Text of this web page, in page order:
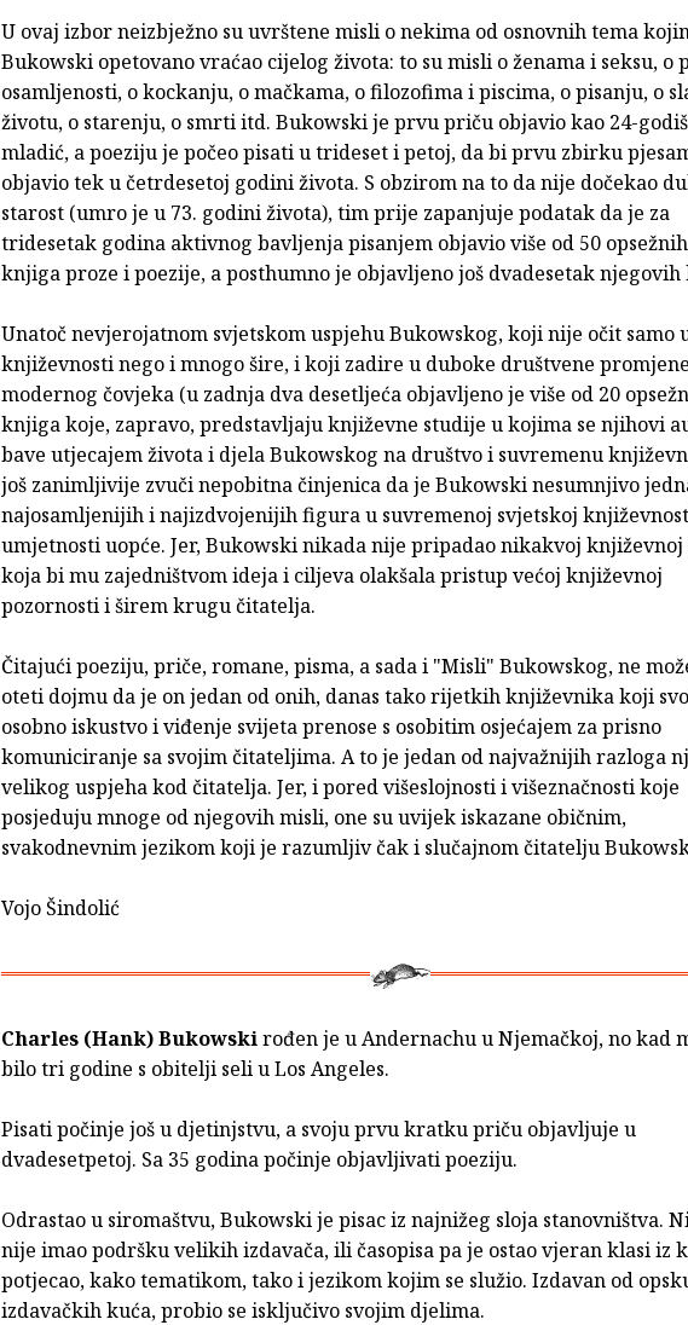
U ovaj izbor neizbježno su uvrštene misli o nekima od osnovnih tema
Bukowski opetovano vraćao cijelog života: to su misli o ženama i seksu, o
osamljenosti, o kockanju, o mačkama, o filozofima i piscima, o pisanju, o
životu, o starenju, o smrti itd. Bukowski je prvu priču objavio kao 24-
mladić, a poeziju je počeo pisati u trideset i petoj, da bi prvu zbirku
objavio tek u četrdesetoj godini života. S obzirom na to da nije dočekao
starost (umro je u 73. godini života), tim prije zapanjuje podatak da je za
tridesetak godina aktivnog bavljenja pisanjem objavio više od 50 opsežnih
knjiga proze i poezije, a posthumno je objavljeno još dvadesetak njegovih
Unatoč nevjerojatnom svjetskom uspjehu Bukowskog, koji nije očit samo
književnosti nego i mnogo šire, i koji zadire u duboke društvene promjene
modernog čovjeka (u zadnja dva desetljeća objavljeno je više od 20
knjiga koje, zapravo, predstavljaju književne studije u kojima se njihovi
bave utjecajem života i djela Bukowskog na društvo i suvremenu
još zanimljivije zvuči nepobitna činjenica da je Bukowski nesumnjivo
najosamljenijih i najizdvojenijih figura u suvremenoj svjetskoj
umjetnosti uopće. Jer, Bukowski nikada nije pripadao nikakvoj
koja bi mu zajedništvom ideja i ciljeva olakšala pristup većoj književnoj
pozornosti i širem krugu čitatelja.
Čitajući poeziju, priče, romane, pisma, a sada i "Misli" Bukowskog, ne
oteti dojmu da je on jedan od onih, danas tako rijetkih književnika koji
osobno iskustvo i viđenje svijeta prenose s osobitim osjećajem za prisno
komuniciranje sa svojim čitateljima. A to je jedan od najvažnijih razloga
velikog uspjeha kod čitatelja. Jer, i pored višeslojnosti i višeznačnosti koje
posjeduju mnoge od njegovih misli, one su uvijek iskazane običnim,
svakodnevnim jezikom koji je razumljiv čak i slučajnom čitatelju
Vojo Šindolić
Charles (Hank) Bukowskirođen je u Andernachu u Njemačkoj, no kad
bilo tri godine s obitelji seli u Los Angeles.
Pisati počinje još u djetinjstvu, a svoju prvu kratku priču objavljuje u
dvadesetpetoj. Sa 35 godina počinje objavljivati poeziju.
Odrastao u siromaštvu, Bukowski je pisac iz najnižeg sloja stanovništva.
nije imao podršku velikih izdavača, ili časopisa pa je ostao vjeran klasi iz
potjecao, kako tematikom, tako i jezikom kojim se služio. Izdavan od
izdavačkih kuća, probio se isključivo svojim djelima.